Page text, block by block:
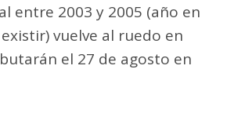
entre 2003 y 2005 (año en
vuelve al ruedo en
el 27 de agosto en